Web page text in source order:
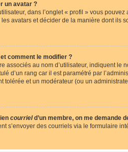
un avatar ?
dans l’onglet « profil » vous
avatars et décider de la manière dont ils
comment le modifier ?
associés au nom d’utilisateur, indiquent
d’un rang car il est paramétré par
tolérée et un modérateur (ou un
courrield’un membre, on me demande
s’envoyer des courriels via le formulaire